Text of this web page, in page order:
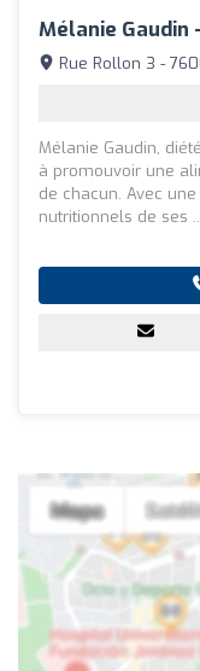
Mélanie Gaudin
Rue Rollon 3 -
Mélanie Gaudin,
à promouvoir une
de chacun. Avec
nutritionnels de ses